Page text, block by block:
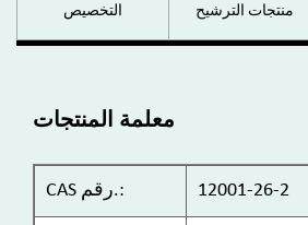
التخصيص منتجات الترشيح
معلمة المنتجات
CAS رقم.: 12001-26-2